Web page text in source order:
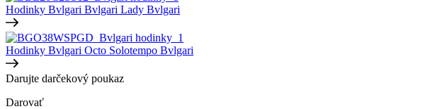
Hodinky Bvlgari Bvlgari Lady Bvlgari
Hodinky Bvlgari Octo Solotempo Bvlgari
Darujte darčekový poukaz
Darovať